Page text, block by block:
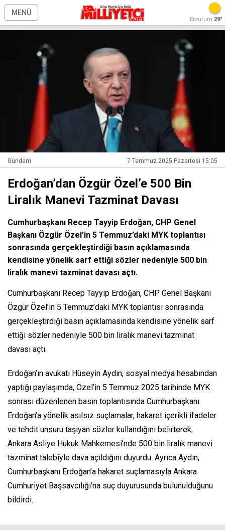
MENÜ
Erzurum 29°
Gündem 7 Temmuz 2025 Pazartesi 15:05
Erdoğan’dan Özgür Özel’e 500 Bin
Liralık Manevi Tazminat Davası
Cumhurbaşkanı Recep Tayyip Erdoğan, CHP Genel
Başkanı Özgür Özel’in 5 Temmuz’daki MYK toplantısı
sonrasında gerçekleştirdiği basın açıklamasında
kendisine yönelik sarf ettiği sözler nedeniyle 500 bin
liralık manevi tazminat davası açtı.
Cumhurbaşkanı Recep Tayyip Erdoğan, CHP Genel Başkanı
Özgür Özel’in 5 Temmuz’daki MYK toplantısı sonrasında
gerçekleştirdiği basın açıklamasında kendisine yönelik sarf
ettiği sözler nedeniyle 500 bin liralık manevi tazminat
davası açtı.
Erdoğan’ın avukatı Hüseyin Aydın, sosyal medya hesabından
yaptığı paylaşımda, Özel’in 5 Temmuz 2025 tarihinde MYK
sonrası düzenlenen basın toplantısında Cumhurbaşkanı
Erdoğan’a yönelik asılsız suçlamalar, hakaret içerikli ifadeler
ve tehdit unsuru taşıyan sözler kullandığını belirterek,
Ankara Asliye Hukuk Mahkemesi’nde 500 bin liralık manevi
tazminat talebiyle dava açıldığını duyurdu. Ayrıca Aydın,
Cumhurbaşkanı Erdoğan’a hakaret suçlamasıyla Ankara
Cumhuriyet Başsavcılığı’na suç duyurusunda bulunulduğunu
bildirdi.